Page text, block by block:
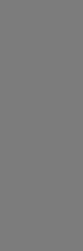
Dezvoltare